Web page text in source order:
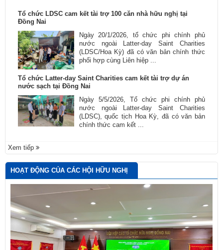
Tổ chức LDSC cam kết tài trợ 100 căn nhà hữu nghị tại
Đồng Nai
Ngày 20/1/2026, tổ chức phi chính phủ
nước ngoài Latter-day Saint Charities
(LDSC/Hoa Kỳ) đã có văn bản chính thức
phối hợp cùng Liên hiệp ...
Tổ chức Latter-day Saint Charities cam kết tài trợ dự án
nước sạch tại Đồng Nai
Ngày 5/5/2026, Tổ chức phi chính phủ
nước ngoài Latter-day Saint Charities
(LDSC), quốc tịch Hoa Kỳ, đã có văn bản
chính thức cam kết ...
Xem tiếp
HOẠT ĐỘNG CỦA CÁC HỘI HỮU NGHỊ